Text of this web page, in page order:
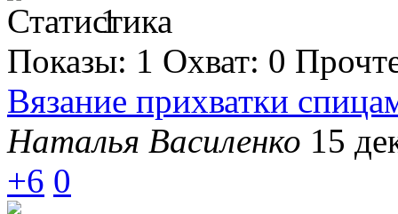
1
Показы: 1 Охват: 0
Вязание прихватки
Наталья Василенко 15
+6 0